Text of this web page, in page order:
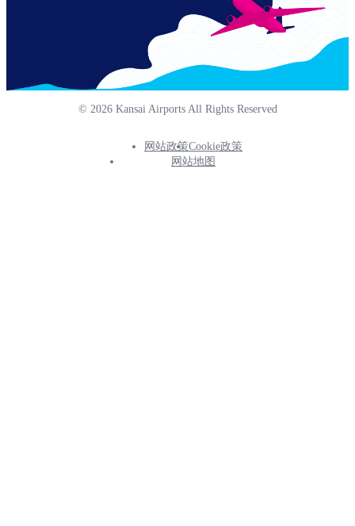
© 2026 Kansai Airports All Rights Reserved
Footer
网站政策Cookie政策
网站地图